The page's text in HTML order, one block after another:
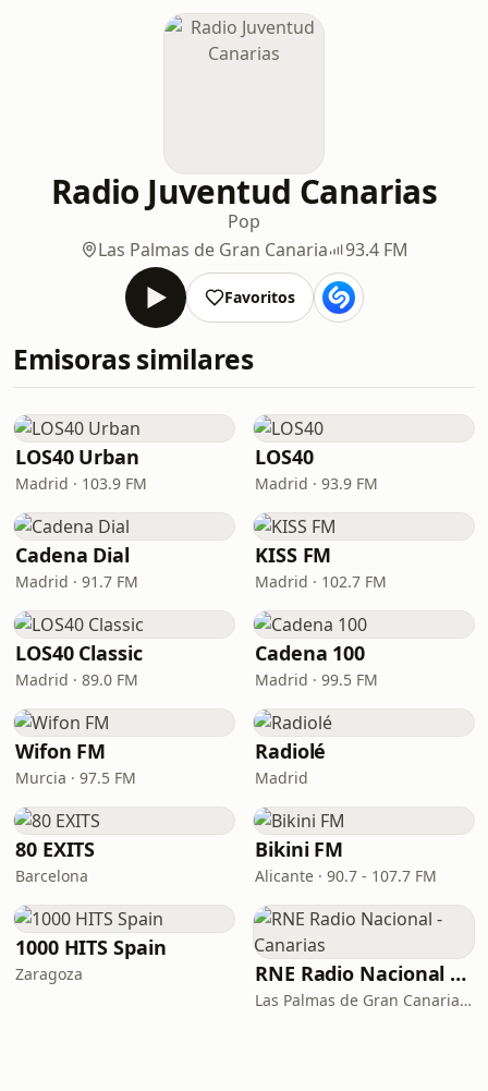
Radio Juventud Canarias
Pop
Las Palmas de Gran Canaria
93.4 FM
Favoritos
Emisoras similares
LOS40 Urban
Madrid · 103.9 FM
LOS40
Madrid · 93.9 FM
Cadena Dial
Madrid · 91.7 FM
KISS FM
Madrid · 102.7 FM
LOS40 Classic
Madrid · 89.0 FM
Cadena 100
Madrid · 99.5 FM
Wifon FM
Murcia · 97.5 FM
Radiolé
Madrid
80 EXITS
Barcelona
Bikini FM
Alicante · 90.7 - 107.7 FM
1000 HITS Spain
Zaragoza RNE Radio Nacional - Canarias
Las Palmas de Gran Canaria · 92.8 FM